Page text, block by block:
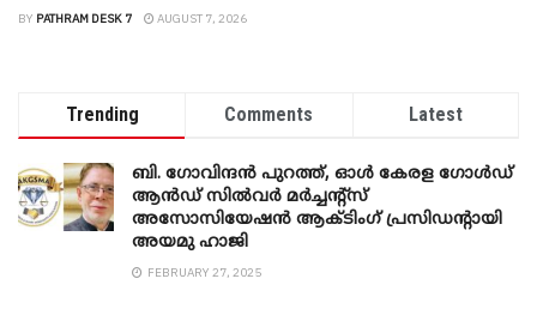
BY PATHRAM DESK 7 AUGUST 7, 2026
Trending Comments Latest
ബി. ​ഗോവിന്ദൻ പുറത്ത്, ഓൾ കേരള ഗോൾഡ്
ആൻഡ് സിൽവർ മർച്ചന്റ്സ്
അസോസിയേഷൻ ആക്ടിംഗ് പ്രസിഡന്റായി
അയമു ഹാജി
FEBRUARY 27, 2025